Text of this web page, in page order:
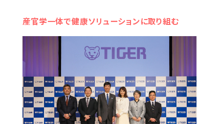
産官学一体で健康ソリューションに取り組む